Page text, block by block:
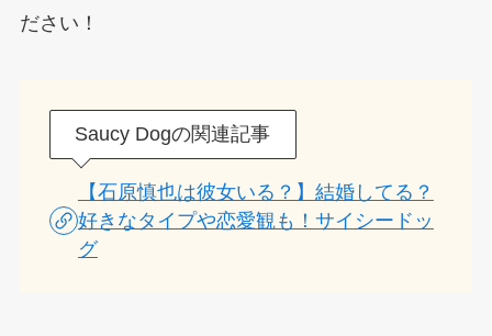
ださい！
Saucy Dogの関連記事
【石原慎也は彼女いる？】結婚してる？
好きなタイプや恋愛観も！サイシードッ
グ